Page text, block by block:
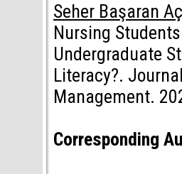
Seher Başaran
Nursing
Undergraduate
Literacy?.
Management.
Corresponding